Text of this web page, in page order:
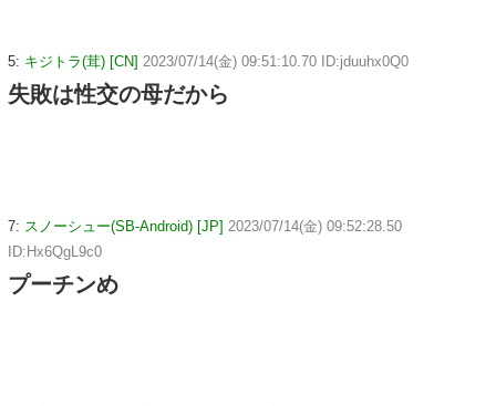
5: キジトラ(茸) [CN] 2023/07/14(金) 09:51:10.70 ID:jduuhx0Q0
失敗は性交の母だから
7: スノーシュー(SB-Android) [JP] 2023/07/14(金) 09:52:28.50
ID:Hx6QgL9c0
プーチンめ